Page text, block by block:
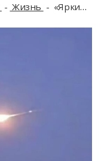
Жизнь «Яркий гигантский шар пронесся по сумрачному небу»: метеорит пробил крышу дома на западе Европы